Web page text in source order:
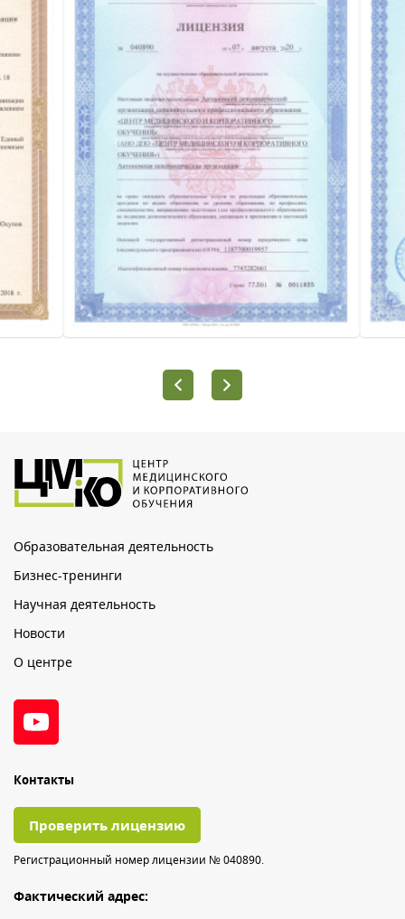
Образовательная деятельность
Бизнес-тренинги
Научная деятельность
Новости
О центре
Контакты
Проверить лицензию
Регистрационный номер лицензии № 040890.
Фактический адрес: